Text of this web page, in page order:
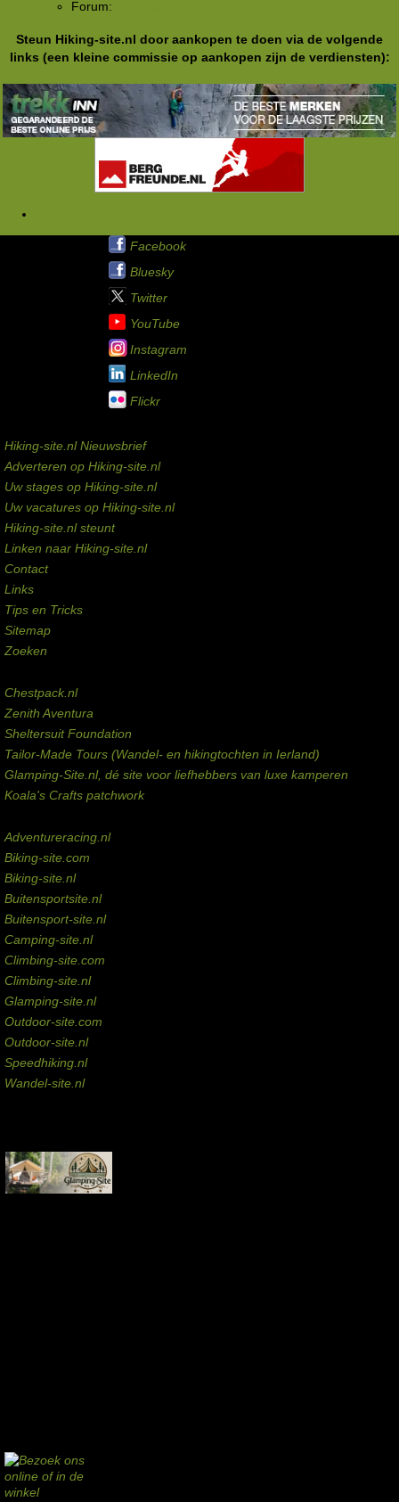
Forum:
Steun Hiking-site.nl door aankopen te doen via de volgende
links (een kleine commissie op aankopen zijn de verdiensten):
Facebook
Bluesky
Twitter
YouTube
Instagram
LinkedIn
Flickr
Hiking-site.nl Nieuwsbrief
Adverteren op Hiking-site.nl
Uw stages op Hiking-site.nl
Uw vacatures op Hiking-site.nl
Hiking-site.nl steunt
Linken naar Hiking-site.nl
Contact
Links
Tips en Tricks
Sitemap
Zoeken
Chestpack.nl
Zenith Aventura
Sheltersuit Foundation
Tailor-Made Tours (Wandel- en hikingtochten in Ierland)
Glamping-Site.nl, dé site voor liefhebbers van luxe kamperen
Koala's Crafts patchwork
Adventureracing.nl
Biking-site.com
Biking-site.nl
Buitensportsite.nl
Buitensport-site.nl
Camping-site.nl
Climbing-site.com
Climbing-site.nl
Glamping-site.nl
Outdoor-site.com
Outdoor-site.nl
Speedhiking.nl
Wandel-site.nl